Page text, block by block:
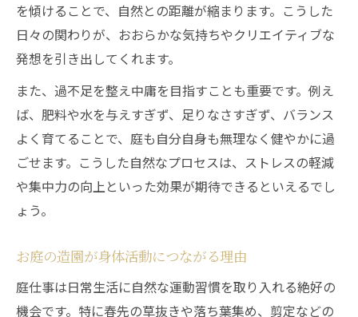
を傾けることで、自然との距離が縮まります。こうした
日々の関わりが、おおらかな気持ちやクリエイティブな
発想を引き出してくれます。
また、過不足を整え中庸を目指すことも重要です。例え
ば、肥料や水を与えすぎず、足りなさすぎず、バランス
よく育てることで、庭も自分自身も無理なく健やかに過
ごせます。こうした自然なプロセスは、ストレスの軽減
や集中力の向上といった効果が期待できるといえるでし
ょう。
お庭の造園が身体活動につながる理由
庭仕事は日常生活に自然な運動習慣を取り入れる絶好の
機会です。特に春先の草抜きや落ち葉集め、剪定などの